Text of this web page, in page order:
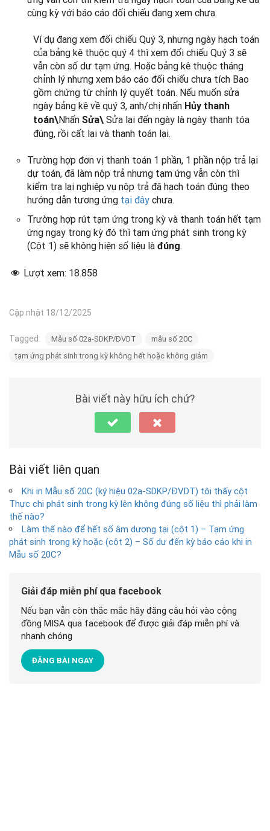
cùng kỳ với báo cáo đối chiếu đang xem chưa.
Ví dụ đang xem đối chiếu Quý 3, nhưng ngày hạch toán
của bảng kê thuộc quý 4 thì xem đối chiếu Quý 3 sẽ
vẫn còn số dư tạm ứng. Hoặc bảng kê thuộc tháng
chỉnh lý nhưng xem báo cáo đối chiếu chưa tích Bao
gồm chứng từ chỉnh lý quyết toán. Nếu muốn sửa
ngày bảng kê về quý 3, anh/chị nhấn Hủy thanh
toán\Nhấn Sửa\ Sửa lại đến ngày là ngày thanh tóa
đúng, rồi cất lại và thanh toán lại.
Trường hợp đơn vị thanh toán 1 phần, 1 phần nộp trả lại
dự toán, đã làm nộp trả nhưng tạm ứng vẫn còn thì
kiểm tra lại nghiệp vụ nộp trả đã hạch toán đúng theo
hướng dẫn tương ứng tại đây chưa.
Trường hợp rút tạm ứng trong kỳ và thanh toán hết tạm
ứng ngay trong kỳ đó thì tạm ứng phát sinh trong kỳ
(Cột 1) sẽ không hiện số liệu là đúng.
Lượt xem: 18.858
Cập nhật 18/12/2025
Tagged: Mẫu số 02a-SDKP/ĐVDT
mẫu số 20C
tạm ứng phát sinh trong kỳ không hết hoặc không giảm
Bài viết này hữu ích chứ?
Bài viết liên quan
Khi in Mẫu số 20C (ký hiệu 02a-SDKP/ĐVDT) tôi thấy cột
Thực chi phát sinh trong kỳ lên không đúng số liệu thì phải làm
thế nào?
Làm thế nào để hết số âm dương tại (cột 1) – Tạm ứng
phát sinh trong kỳ hoặc (cột 2) – Số dư đến kỳ báo cáo khi in
Mẫu số 20C?
Giải đáp miễn phí qua facebook
Nếu bạn vẫn còn thắc mắc hãy đăng câu hỏi vào cộng
đồng MISA qua facebook để được giải đáp miễn phí và
nhanh chóng
ĐĂNG BÀI NGAY